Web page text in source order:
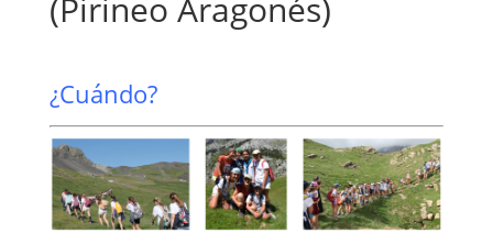
(Pirineo Aragonés)
¿Cuándo?